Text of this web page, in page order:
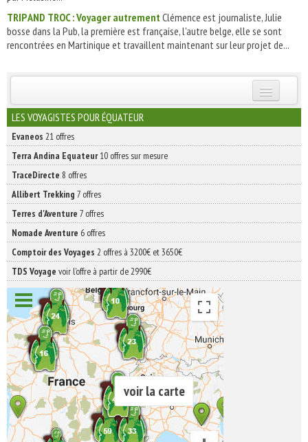
TRIP AND TROC : Voyager autrement Clémence est journaliste, Julie
bosse dans la Pub, la première est française, l'autre belge, elle se sont
rencontrées en Martinique et travaillent maintenant sur leur projet de...
INSCRIVEZ-VOUS | ABONNEZ-VOUS
LES VOYAGISTES POUR ÉQUATEUR
Evaneos 21 offres
Terra Andina Equateur10 offres sur mesure
TraceDirecte 8 offres
Allibert Trekking 7 offres
Terres d'Aventure 7 offres
Nomade Aventure 6 offres
Comptoir des Voyages 2 offres à 3200€ et 3650€
TDS Voyage voir l'offre à partir de 2990€
voir la carte